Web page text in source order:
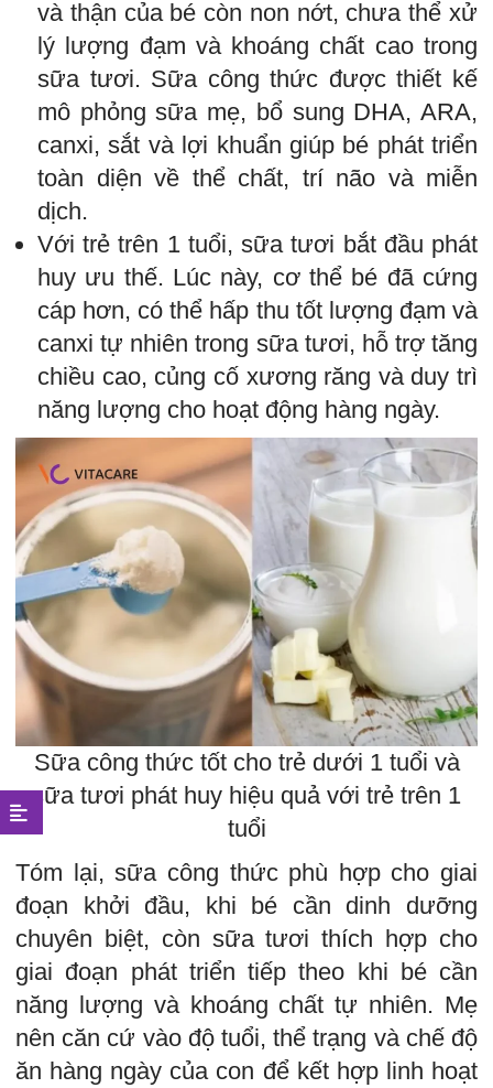
và thận của bé còn non nớt, chưa thể xử
lý lượng đạm và khoáng chất cao trong
sữa tươi. Sữa công thức được thiết kế
mô phỏng sữa mẹ, bổ sung DHA, ARA,
canxi, sắt và lợi khuẩn giúp bé phát triển
toàn diện về thể chất, trí não và miễn
dịch.
Với trẻ trên 1 tuổi, sữa tươi bắt đầu phát
huy ưu thế. Lúc này, cơ thể bé đã cứng
cáp hơn, có thể hấp thu tốt lượng đạm và
canxi tự nhiên trong sữa tươi, hỗ trợ tăng
chiều cao, củng cố xương răng và duy trì
năng lượng cho hoạt động hàng ngày.
Sữa công thức tốt cho trẻ dưới 1 tuổi và
sữa tươi phát huy hiệu quả với trẻ trên 1
tuổi
Tóm lại, sữa công thức phù hợp cho giai
đoạn khởi đầu, khi bé cần dinh dưỡng
chuyên biệt, còn sữa tươi thích hợp cho
giai đoạn phát triển tiếp theo khi bé cần
năng lượng và khoáng chất tự nhiên. Mẹ
nên căn cứ vào độ tuổi, thể trạng và chế độ
ăn hàng ngày của con để kết hợp linh hoạt